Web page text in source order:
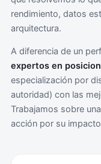
rendimiento, datos
arquitectura.
A diferencia de un
expertos en
especialización por
autoridad) con las
Trabajamos sobre
acción por su